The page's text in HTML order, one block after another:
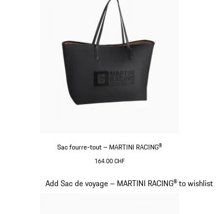
Sac fourre-tout – MARTINI RACING®
164.00 CHF
Add Sac de voyage – MARTINI RACING® to wishlist
Diapositive 20 sur 20